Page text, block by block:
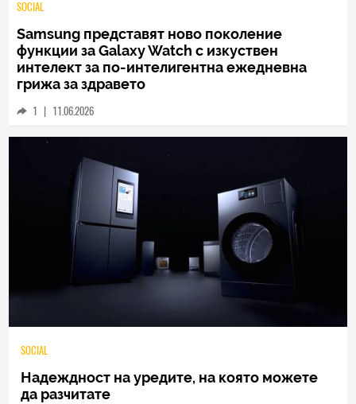
SOCIAL
Samsung представят ново поколение
функции за Galaxy Watch с изкуствен
интелект за по-интелигентна ежедневна
грижа за здравето
1 | 11.06.2026
SOCIAL
Надеждност на уредите, на която можете
да разчитате